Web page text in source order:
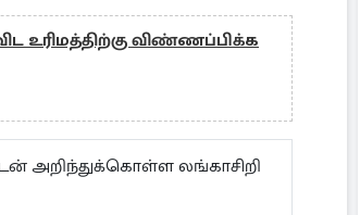
உரிமத்திற்கு விண்ணப்பிக்க
அறிந்துக்கொள்ள லங்காசிறி